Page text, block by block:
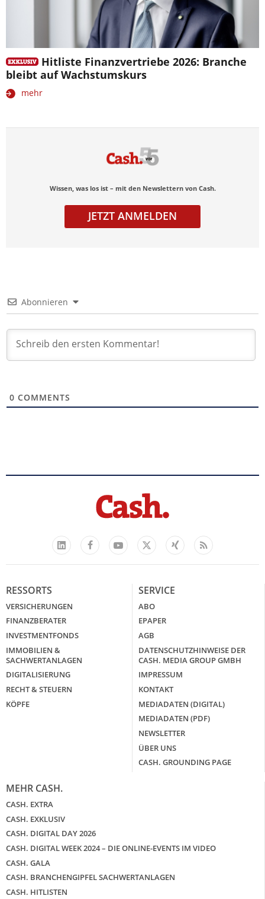
Hitliste Finanzvertriebe 2026: Branche
bleibt auf Wachstumskurs
mehr
Wissen, was los ist – mit den Newslettern von Cash.
JETZT ANMELDEN
Abonnieren
0 COMMENTS
LinkedIn
FacebookYouTube
X
Xing Feed
RESSORTS
VERSICHERUNGEN
FINANZBERATER
INVESTMENTFONDS
IMMOBILIEN &
SACHWERTANLAGEN
DIGITALISIERUNG
RECHT & STEUERN
KÖPFE
SERVICE
ABO
EPAPER
AGB
DATENSCHUTZHINWEISE DER
CASH. MEDIA GROUP GMBH
IMPRESSUM
KONTAKT
MEDIADATEN (DIGITAL)
MEDIADATEN (PDF)
NEWSLETTER
ÜBER UNS
CASH. GROUNDING PAGE
MEHR CASH.
CASH. EXTRA
CASH. EXKLUSIV
CASH. DIGITAL DAY 2026
CASH. DIGITAL WEEK 2024 – DIE ONLINE-EVENTS IM VIDEO
CASH. GALA
CASH. BRANCHENGIPFEL SACHWERTANLAGEN
CASH. HITLISTEN